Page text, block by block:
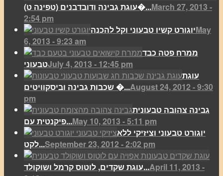
(עוגת גבינה ודובדבנים (טפינה ט�...March 27, 2013 -
2:54 pm
יוגורט קשיו טבעוני וקל להכנהMay
6, 2013 - 9:23 am
ממרח פטה כבד
טבעוניJuly 4, 2013 - 12:45 pm
עוגת
שכבות גבינה וביסקוויטים �...August 24, 2012 - 9:30
pm
גבינה צהובה טבעונית
פיקנטית עם...May 10, 2013 - 5:11 pm
יוגורט טבעוני וציזיקי ללא
לקט...September 23, 2012 - 2:02 pm
עוגת שקדים, לוטוס קרמל ושוקולד...April 11, 2013 -